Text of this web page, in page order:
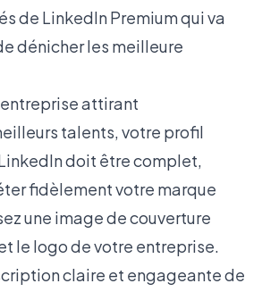
de LinkedIn Premium qui va
dénicher les meilleure
attirant
talents, votre profil
doit être complet,
fidèlement votre marque
une image de couverture
le logo de votre entreprise.
claire et engageante de